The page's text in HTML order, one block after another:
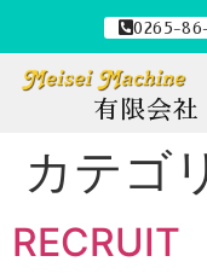
0265-
有限会社
カテゴ
RECRUIT